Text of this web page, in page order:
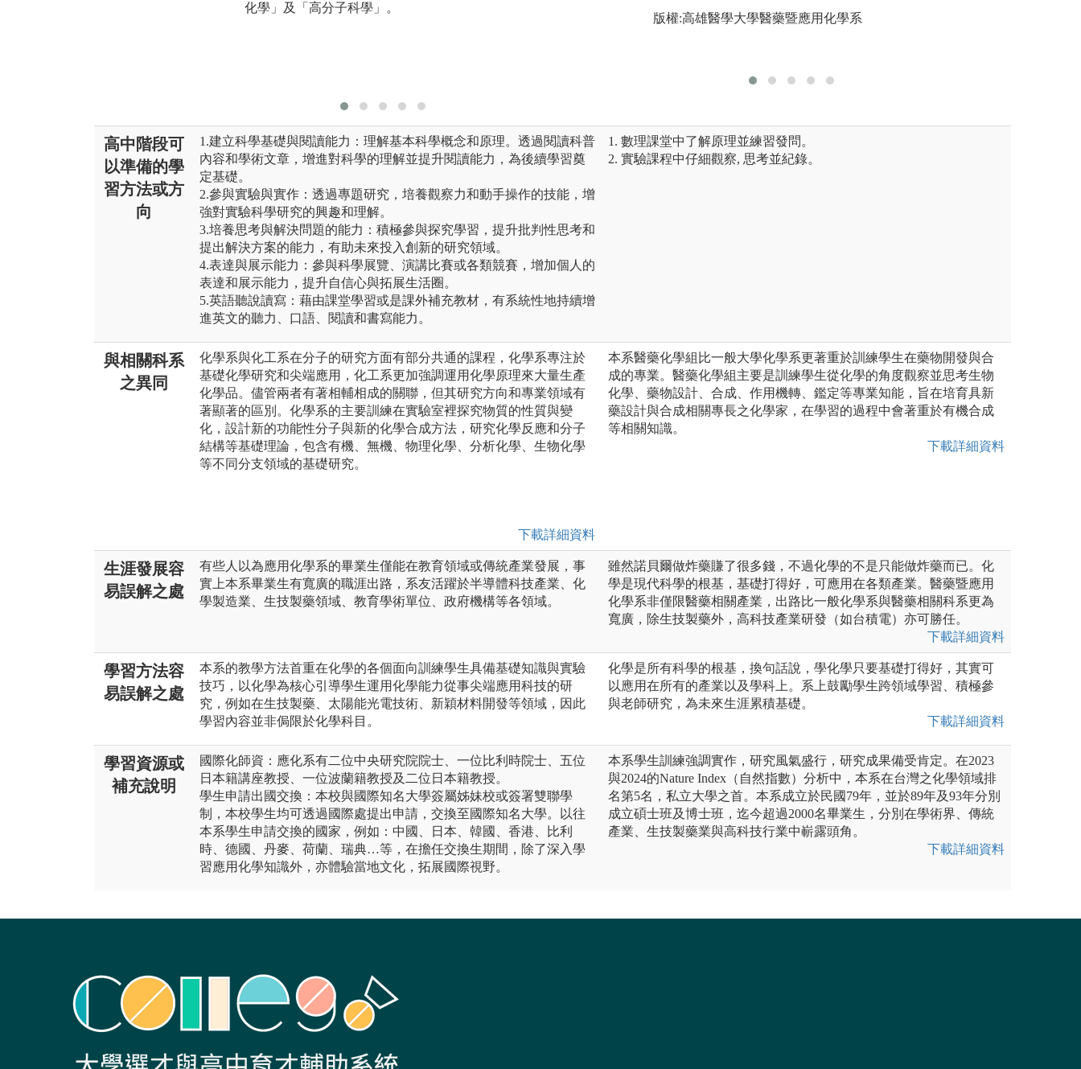
化學」及「高分子科學」。
長。運用校內資源，選擇非/同步遠距學習，透過
版權:高雄醫學大學醫藥暨應用化學系
高中階段可
以準備的學
習方法或方
向
1.建立科學基礎與閱讀能力：理解基本科學概念和原理。透過閱讀科普
內容和學術文章，增進對科學的理解並提升閱讀能力，為後續學習奠
定基礎。
2.參與實驗與實作：透過專題研究，培養觀察力和動手操作的技能，增
強對實驗科學研究的興趣和理解。
3.培養思考與解決問題的能力：積極參與探究學習，提升批判性思考和
提出解決方案的能力，有助未來投入創新的研究領域。
4.表達與展示能力：參與科學展覽、演講比賽或各類競賽，增加個人的
表達和展示能力，提升自信心與拓展生活圈。
5.英語聽說讀寫：藉由課堂學習或是課外補充教材，有系統性地持續增
進英文的聽力、口語、閱讀和書寫能力。
1. 數理課堂中了解原理並練習發問。
2. 實驗課程中仔細觀察, 思考並紀錄。
與相關科系
之異同
化學系與化工系在分子的研究方面有部分共通的課程，化學系專注於
基礎化學研究和尖端應用，化工系更加強調運用化學原理來大量生產
化學品。儘管兩者有著相輔相成的關聯，但其研究方向和專業領域有
著顯著的區別。化學系的主要訓練在實驗室裡探究物質的性質與變
化，設計新的功能性分子與新的化學合成方法，研究化學反應和分子
結構等基礎理論，包含有機、無機、物理化學、分析化學、生物化學
等不同分支領域的基礎研究。
下載詳細資料
本系醫藥化學組比一般大學化學系更著重於訓練學生在藥物開發與合
成的專業。醫藥化學組主要是訓練學生從化學的角度觀察並思考生物
化學、藥物設計、合成、作用機轉、鑑定等專業知能，旨在培育具新
藥設計與合成相關專長之化學家，在學習的過程中會著重於有機合成
等相關知識。
下載詳細資料
生涯發展容
易誤解之處
有些人以為應用化學系的畢業生僅能在教育領域或傳統產業發展，事
實上本系畢業生有寬廣的職涯出路，系友活躍於半導體科技產業、化
學製造業、生技製藥領域、教育學術單位、政府機構等各領域。
雖然諾貝爾做炸藥賺了很多錢，不過化學的不是只能做炸藥而已。化
學是現代科學的根基，基礎打得好，可應用在各類產業。醫藥暨應用
化學系非僅限醫藥相關產業，出路比一般化學系與醫藥相關科系更為
寬廣，除生技製藥外，高科技產業研發（如台積電）亦可勝任。
下載詳細資料
學習方法容
易誤解之處
本系的教學方法首重在化學的各個面向訓練學生具備基礎知識與實驗
技巧，以化學為核心引導學生運用化學能力從事尖端應用科技的研
究，例如在生技製藥、太陽能光電技術、新穎材料開發等領域，因此
學習內容並非侷限於化學科目。
化學是所有科學的根基，換句話說，學化學只要基礎打得好，其實可
以應用在所有的產業以及學科上。系上鼓勵學生跨領域學習、積極參
與老師研究，為未來生涯累積基礎。
下載詳細資料
學習資源或
補充說明
國際化師資：應化系有二位中央研究院院士、一位比利時院士、五位
日本籍講座教授、一位波蘭籍教授及二位日本籍教授。
學生申請出國交換：本校與國際知名大學簽屬姊妹校或簽署雙聯學
制，本校學生均可透過國際處提出申請，交換至國際知名大學。以往
本系學生申請交換的國家，例如：中國、日本、韓國、香港、比利
時、德國、丹麥、荷蘭、瑞典…等，在擔任交換生期間，除了深入學
習應用化學知識外，亦體驗當地文化，拓展國際視野。
本系學生訓練強調實作，研究風氣盛行，研究成果備受肯定。在2023
與2024的Nature Index（自然指數）分析中，本系在台灣之化學領域排
名第5名，私立大學之首。本系成立於民國79年，並於89年及93年分別
成立碩士班及博士班，迄今超過2000名畢業生，分別在學術界、傳統
產業、生技製藥業與高科技行業中嶄露頭角。
下載詳細資料